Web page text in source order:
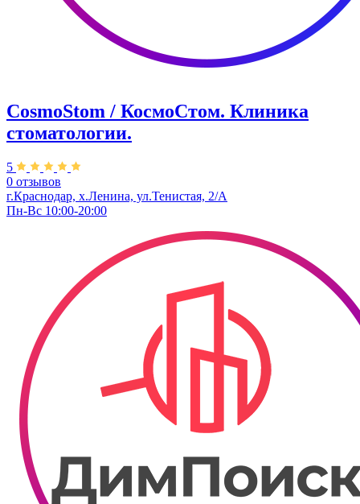
CosmoStom / КосмоСтом. Клиника
стоматологии.
5
0 отзывов
г.Краснодар, х.Ленина, ул.Тенистая, 2/А
Пн-Вс 10:00-20:00